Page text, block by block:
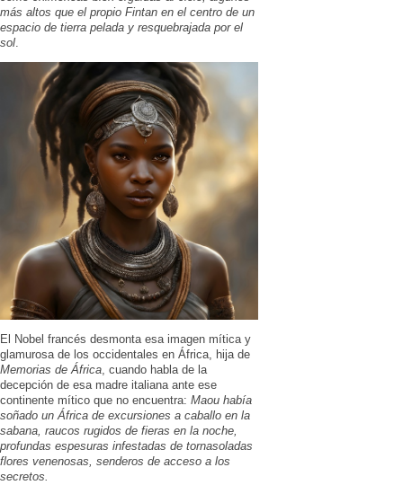
más altos que el propio Fintan en el centro de un
espacio de tierra pelada y resquebrajada por el
sol.
El Nobel francés desmonta esa imagen mítica y
glamurosa de los occidentales en África, hija de
Memorias de África, cuando habla de la
decepción de esa madre italiana ante ese
continente mítico que no encuentra: Maou había
soñado un África de excursiones a caballo en la
sabana, raucos rugidos de fieras en la noche,
profundas espesuras infestadas de tornasoladas
flores venenosas, senderos de acceso a los
secretos.